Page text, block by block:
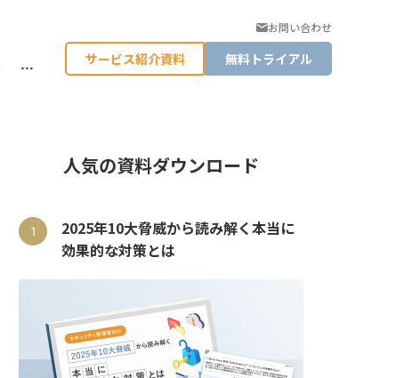
…
お問い合わせ
サービス紹介資料 無料トライアル
人気の資料ダウンロード
2025年10大脅威から読み解く本当に
効果的な対策とは